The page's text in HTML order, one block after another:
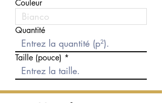
Couleur
Quantité
Taille (pouce)